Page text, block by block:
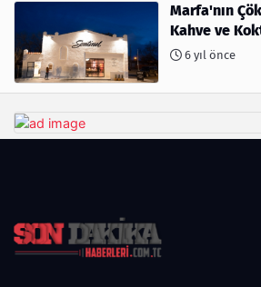
Marfa'nın
Kahve ve
6 yıl önce